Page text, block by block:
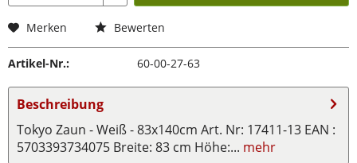
Merken Bewerten
Artikel-Nr.: 60-00-27-63
Beschreibung
Tokyo Zaun - Weiß - 83x140cm Art. Nr: 17411-13 EAN :
5703393734075 Breite: 83 cm Höhe:... mehr